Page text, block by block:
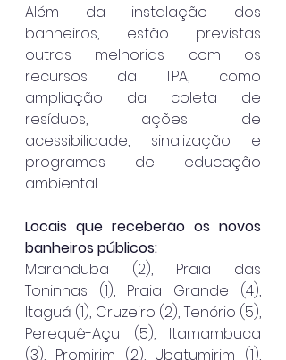
Além da instalação dos
banheiros, estão previstas
outras melhorias com os
recursos da TPA, como
ampliação da coleta de
resíduos, ações de
acessibilidade, sinalização e
programas de educação
ambiental.
Locais que receberão os novos
banheiros públicos:
Maranduba (2), Praia das
Toninhas (1), Praia Grande (4),
Itaguá (1), Cruzeiro (2), Tenório (5),
Perequê-Açu (5), Itamambuca
(3), Promirim (2), Ubatumirim (1),